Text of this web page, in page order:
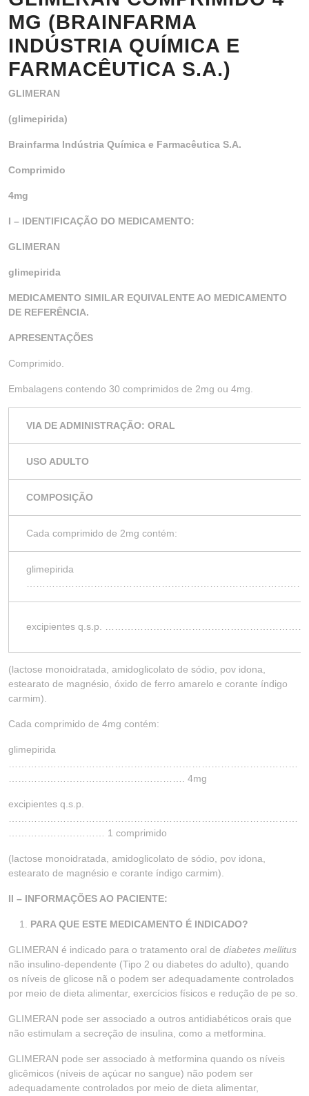
MG (BRAINFARMA
INDÚSTRIA QUÍMICA E
FARMACÊUTICA S.A.)
GLIMERAN
(glimepirida)
Brainfarma Indústria Química e Farmacêutica S.A.
Comprimido
4mg
I – IDENTIFICAÇÃO DO MEDICAMENTO:
GLIMERAN
glimepirida
MEDICAMENTO SIMILAR EQUIVALENTE AO MEDICAMENTO
DE REFERÊNCIA.
APRESENTAÇÕES
Comprimido.
Embalagens contendo 30 comprimidos de 2mg ou 4mg.
VIA DE ADMINISTRAÇÃO: ORAL
USO ADULTO
COMPOSIÇÃO
Cada comprimido de 2mg contém:
glimepirida
excipientes q.s.p.
(lactose monoidratada, amidoglicolato de sódio, pov idona,
estearato de magnésio, óxido de ferro amarelo e corante índigo
carmim).
Cada comprimido de 4mg contém:
glimepirida
………………………………………………. 4mg
excipientes q.s.p.
………………………… 1 comprimido
(lactose monoidratada, amidoglicolato de sódio, pov idona,
estearato de magnésio e corante índigo carmim).
II – INFORMAÇÕES AO PACIENTE:
PARA QUE ESTE MEDICAMENTO É INDICADO?
GLIMERAN é indicado para o tratamento oral de diabetes mellitus
não insulino-dependente (Tipo 2 ou diabetes do adulto), quando
os níveis de glicose nã o podem ser adequadamente controlados
por meio de dieta alimentar, exercícios físicos e redução de pe so.
GLIMERAN pode ser associado a outros antidiabéticos orais que
não estimulam a secreção de insulina, como a metformina.
GLIMERAN pode ser associado à metformina quando os níveis
glicêmicos (níveis de açúcar no sangue) não podem ser
adequadamente controlados por meio de dieta alimentar,